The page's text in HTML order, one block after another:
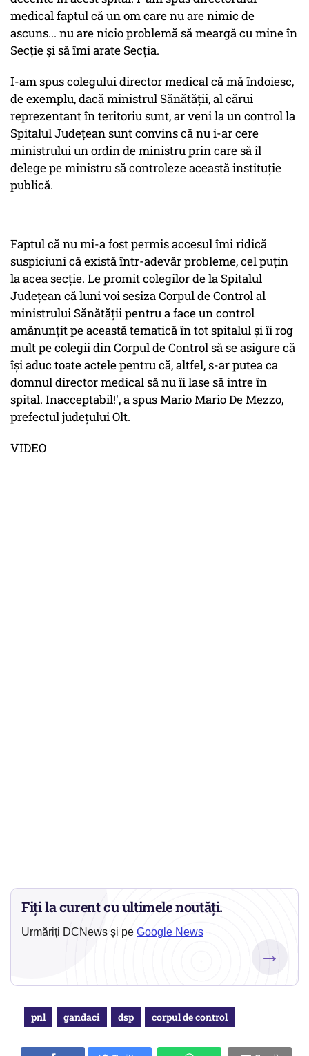
medical faptul că un om care nu are nimic de
ascuns... nu are nicio problemă să meargă cu mine în
Secție și să îmi arate Secția.
I-am spus colegului director medical că mă îndoiesc,
de exemplu, dacă ministrul Sănătății, al cărui
reprezentant în teritoriu sunt, ar veni la un control la
Spitalul Județean sunt convins că nu i-ar cere
ministrului un ordin de ministru prin care să îl
delege pe ministru să controleze această instituție
publică.
Faptul că nu mi-a fost permis accesul îmi ridică
suspiciuni că există într-adevăr probleme, cel puțin
la acea secție. Le promit colegilor de la Spitalul
Județean că luni voi sesiza Corpul de Control al
ministrului Sănătății pentru a face un control
amănunțit pe această tematică în tot spitalul și îi rog
mult pe colegii din Corpul de Control să se asigure că
își aduc toate actele pentru că, altfel, s-ar putea ca
domnul director medical să nu îi lase să intre în
spital. Inacceptabil!', a spus Mario Mario De Mezzo,
prefectul județului Olt.
VIDEO
Fiți la curent cu ultimele noutăți.
Urmăriți DCNews și pe Google News
→
pnl gandaci dsp corpul de control